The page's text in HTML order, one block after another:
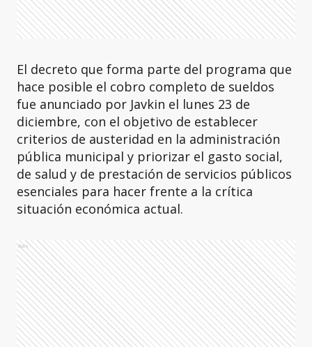
El decreto que forma parte del programa que
hace posible el cobro completo de sueldos
fue anunciado por Javkin el lunes 23 de
diciembre, con el objetivo de establecer
criterios de austeridad en la administración
pública municipal y priorizar el gasto social,
de salud y de prestación de servicios públicos
esenciales para hacer frente a la crítica
situación económica actual.
Ads